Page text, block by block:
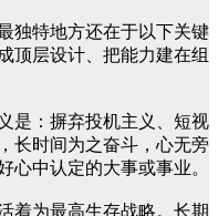
独特地方还在于以下关键
顶层设计、把能力建在组
是：摒弃投机主义、短视
长时间为之奋斗，心无旁
心中认定的大事或事业。
着为最高生存战略。长期